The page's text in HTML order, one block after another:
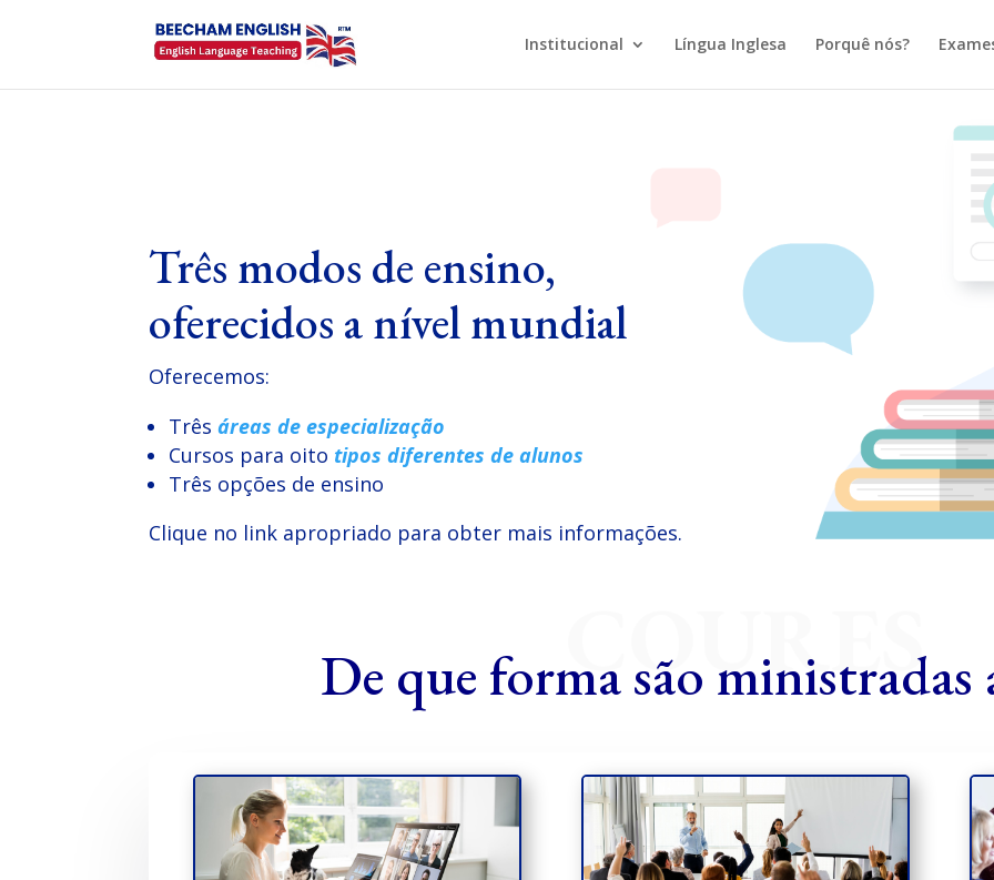
Institucional Língua Inglesa Porquê nós?
Três modos de ensino,
oferecidos a nível mundial
Oferecemos:
Trêsáreas de especialização
Cursos para oito tipos diferentes de alunos
Três opções de ensino
Clique no link apropriado para obter mais informações.
COURES
De que forma são ministradas